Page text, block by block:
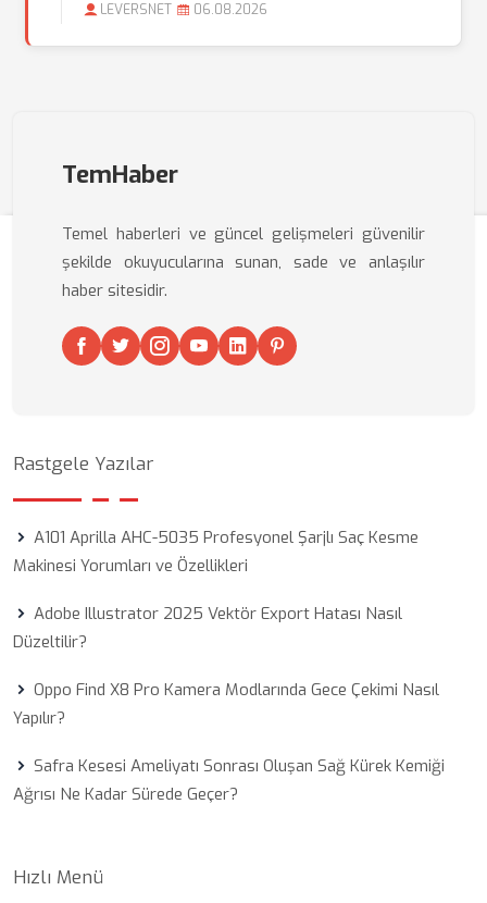
LEVERSNET 06.08.2026
TemHaber
Temel haberleri ve güncel gelişmeleri güvenilir
şekilde okuyucularına sunan, sade ve anlaşılır
haber sitesidir.
Rastgele Yazılar
A101 Aprilla AHC-5035 Profesyonel Şarjlı Saç Kesme
Makinesi Yorumları ve Özellikleri
Adobe Illustrator 2025 Vektör Export Hatası Nasıl
Düzeltilir?
Oppo Find X8 Pro Kamera Modlarında Gece Çekimi Nasıl
Yapılır?
Safra Kesesi Ameliyatı Sonrası Oluşan Sağ Kürek Kemiği
Ağrısı Ne Kadar Sürede Geçer?
Hızlı Menü